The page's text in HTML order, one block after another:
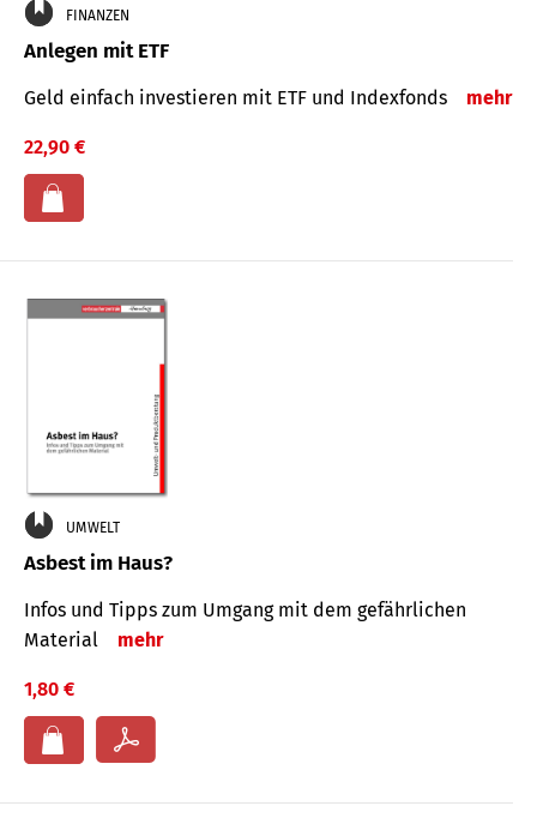
FINANZEN
Anlegen mit ETF
Geld einfach investieren mit ETF und Indexfonds mehr
22,90 €
UMWELT
Asbest im Haus?
Infos und Tipps zum Um­gang mit dem ge­fähr­lichen
Mate­rial
mehr
1,80 €